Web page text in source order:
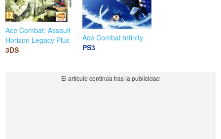
Ace Combat: Assault
Horizon Legacy Plus
3DS
Ace Combat Infinity
PS3